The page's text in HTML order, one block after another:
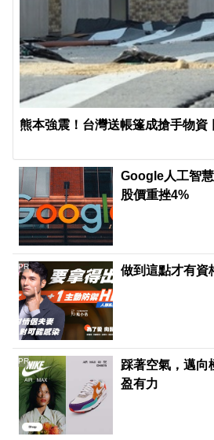
熊本強震！台灣送帳篷成搶手物資
Google人工智
股價重挫4%
做到這點才有資
PR
踩著空氣，邁向
盈有力
PR